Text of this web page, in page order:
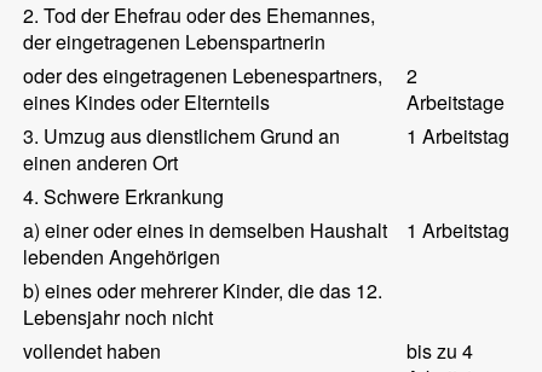
2. Tod der Ehefrau oder des Ehemannes,
der eingetragenen Lebenspartnerin
oder des eingetragenen Lebenespartners,
eines Kindes oder Elternteils
2
Arbeitstage
3. Umzug aus dienstlichem Grund an
einen anderen Ort
1 Arbeitstag
4. Schwere Erkrankung
a) einer oder eines in demselben Haushalt
lebenden Angehörigen
1 Arbeitstag
b) eines oder mehrerer Kinder, die das 12.
Lebensjahr noch nicht
vollendet haben
bis zu 4